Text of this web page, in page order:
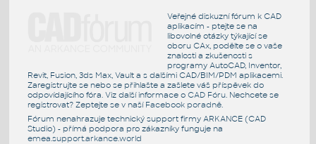
Veřejné diskuzní fórum k CAD
aplikacím - ptejte se na
libovolné otázky týkající se
oboru CAx, podělte se o vaše
znalosti a zkušenosti s
programy AutoCAD, Inventor,
Revit, Fusion, 3ds Max, Vault a s dalšími CAD/BIM/PDM aplikacemi.
Zaregistrujte se nebo se přihlašte a zašlete váš příspěvek do
odpovídajícího fóra. Viz další informace o CAD Fóru. Nechcete se
registrovat? Zeptejte se v naší Facebook poradně.
Fórum nenahrazuje technický support firmy ARKANCE (CAD
Studio) - přímá podpora pro zákazníky funguje na
emea.support.arkance.world